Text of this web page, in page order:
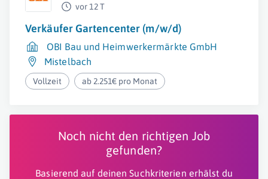
vor 12 T
Verkäufer Gartencenter (m/w/d)
OBI Bau und Heimwerkermärkte GmbH
Mistelbach
Vollzeit ab 2.251€ pro Monat
Noch nicht den richtigen Job
gefunden?
Basierend auf deinen Suchkriterien erhälst du